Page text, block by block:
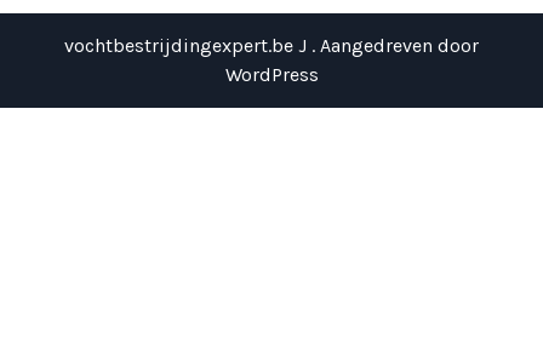
vochtbestrijdingexpert.be J . Aangedreven door
WordPress